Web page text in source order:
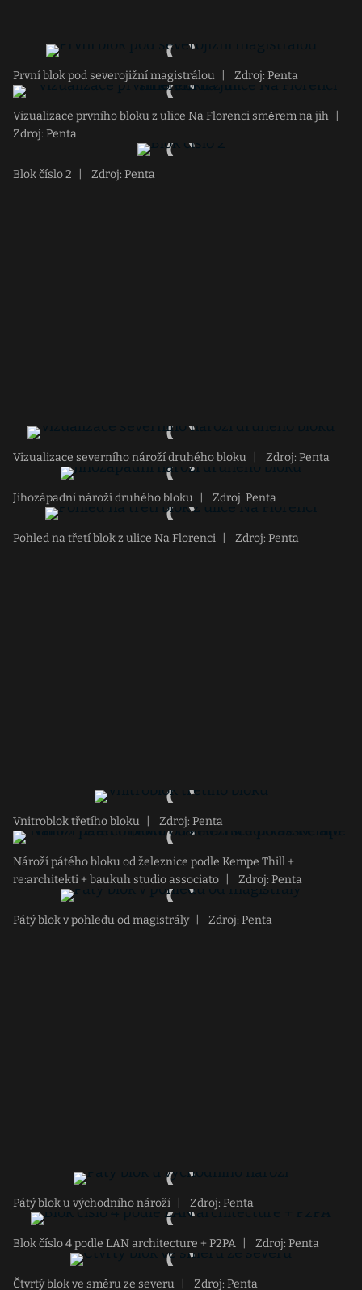
První blok pod severojižní magistrálou Zdroj: Penta
Vizualizace prvního bloku z ulice Na Florenci směrem na jih
Zdroj: Penta
Blok číslo 2 Zdroj: Penta
Vizualizace severního nároží druhého bloku Zdroj: Penta
Jihozápadní nároží druhého bloku Zdroj: Penta
Pohled na třetí blok z ulice Na Florenci Zdroj: Penta
Vnitroblok třetího bloku Zdroj: Penta
Nároží pátého bloku od železnice podle Kempe Thill +
re:architekti + baukuh studio associato
Zdroj: Penta
Pátý blok v pohledu od magistrály Zdroj: Penta
Pátý blok u východního nároží Zdroj: Penta
Blok číslo 4 podle LAN architecture + P2PA Zdroj: Penta
Čtvrtý blok ve směru ze severu Zdroj: Penta